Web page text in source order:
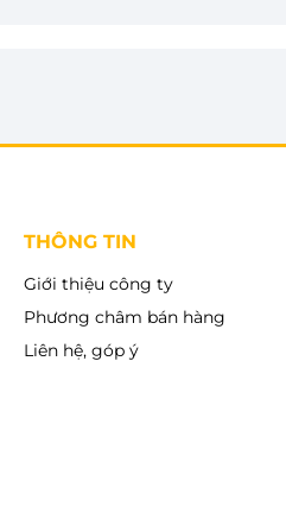
THÔNG TIN
Giới thiệu công ty
Phương châm bán hàng
Liên hệ, góp ý